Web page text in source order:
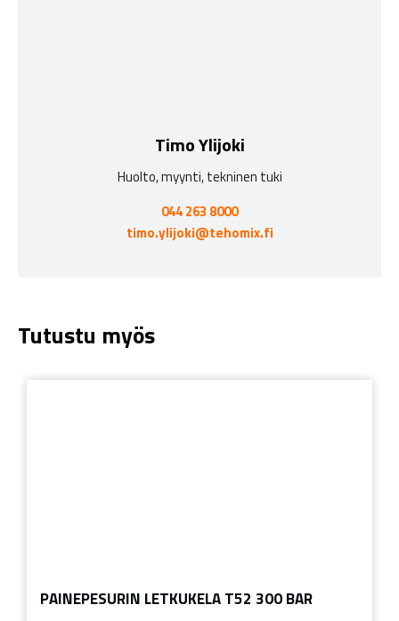
Timo Ylijoki
Huolto, myynti, tekninen tuki
044 263 8000
timo.ylijoki@tehomix.fi
Tutustu myös
PAINEPESURIN LETKUKELA T52 300 BAR